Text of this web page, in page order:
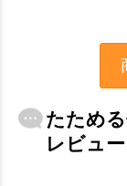
たため
レビュー